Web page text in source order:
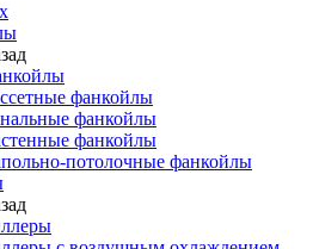
фанкойлы
фанкойлы
фанкойлы
потолочные фанкойлы